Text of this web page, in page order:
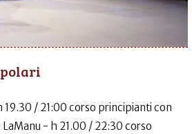
19.30 / 21:00 corso principianti con
- h 21.00 / 22:30 corso